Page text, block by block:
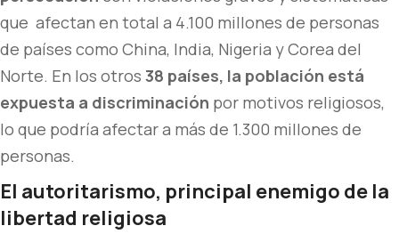
que afectan en total a 4.100 millones de personas
de países como China, India, Nigeria y Corea del
Norte. En los otros 38 países, la población está
expuesta a discriminación por motivos religiosos,
lo que podría afectar a más de 1.300 millones de
personas.
El autoritarismo, principal enemigo de la
libertad religiosa